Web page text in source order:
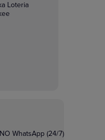
WhatsApp (24/7)